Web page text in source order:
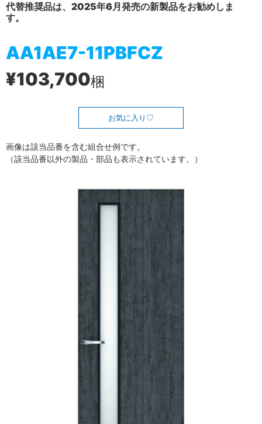
代替推奨品は、2025年6月発売の新製品をお勧めしま
す。
AA1AE7-11PBFCZ
¥103,700梱
お気に入り
画像は該当品番を含む組合せ例です。
（該当品番以外の製品・部品も表示されています。）